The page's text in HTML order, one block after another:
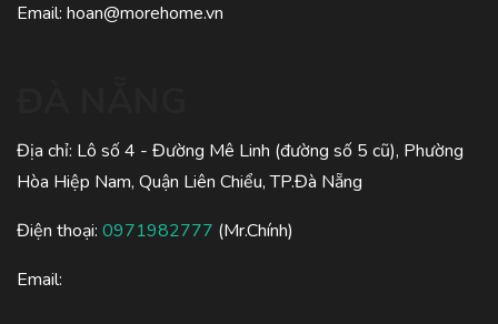
Email: hoan@morehome.vn
Địa chỉ: Lô số 4 - Đường Mê Linh (đường số 5 cũ), Phường
Hòa Hiệp Nam, Quận Liên Chiểu, TP.Đà Nẵng
Điện thoại: 0971982777 (Mr.Chính)
Email: